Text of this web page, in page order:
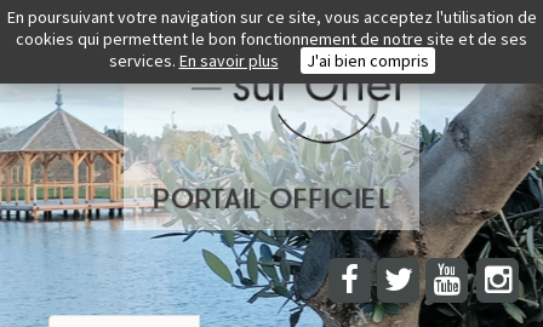
Rechercher
En poursuivant votre navigation sur ce site, vous acceptez l'utilisation de
cookies qui permettent le bon fonctionnement de notre site et de ses
services. En savoir plus J'ai bien compris